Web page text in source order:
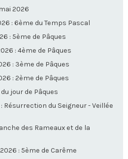
2026
: 6ème du Temps Pascal
: 5ème de Pâques
: 4ème de Pâques
: 3ème de Pâques
: 2ème de Pâques
jour de Pâques
Résurrection du Seigneur - Veillée
des Rameaux et de la
: 5ème de Carême